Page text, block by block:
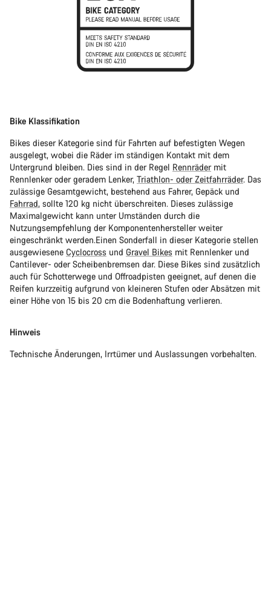
Bike Klassifikation
Bikes dieser Kategorie sind für Fahrten auf befestigten Wegen
ausgelegt, wobei die Räder im ständigen Kontakt mit dem
Untergrund bleiben. Dies sind in der Regel Rennrädermit
Rennlenker oder geradem Lenker, Triathlon- oder Zeitfahrräder. Das
zulässige Gesamtgewicht, bestehend aus Fahrer, Gepäck und
Fahrrad, sollte 120 kg nicht überschreiten. Dieses zulässige
Maximalgewicht kann unter Umständen durch die
Nutzungsempfehlung der Komponentenhersteller weiter
eingeschränkt werden.Einen Sonderfall in dieser Kategorie stellen
ausgewiesene Cyclocross und Gravel Bikes mit Rennlenker und
Cantilever- oder Scheibenbremsen dar. Diese Bikes sind zusätzlich
auch für Schotterwege und Offroadpisten geeignet, auf denen die
Reifen kurzzeitig aufgrund von kleineren Stufen oder Absätzen mit
einer Höhe von 15 bis 20 cm die Bodenhaftung verlieren.
Hinweis
Technische Änderungen, Irrtümer und Auslassungen vorbehalten.